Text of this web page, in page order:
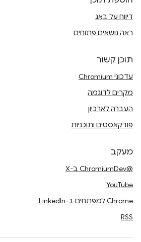
דיווח על באג
ראה נושאים פתוחים
תוכן קשור
עדכוני Chromium
מקרים לדוגמה
העברה לארכיון
פודקאסטים ותוכניות
מעקב
@ChromiumDev ב-X
YouTube
Chrome למפתחים ב-LinkedIn
RSS